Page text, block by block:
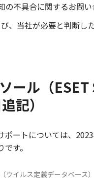
の不具合に関するお問い
、当社が必要と判断し
ール（
記）
ポートについては、
す。
ウイルス定義データベー